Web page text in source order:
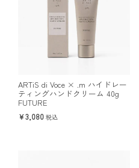
ARTiS di Voce × .m ハイドレー
ティングハンドクリーム 40g
FUTURE
3,080 税込